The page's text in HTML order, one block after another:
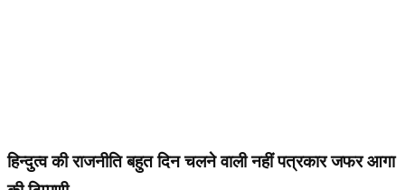
हिन्दुत्व की राजनीति बहुत दिन चलने वाली नहीं पत्रकार जफर आगा